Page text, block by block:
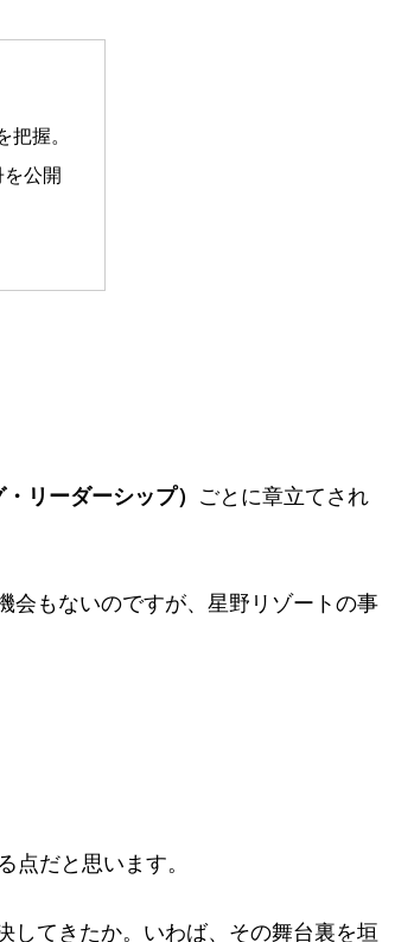
握。
公開
リーダーシップ） ごとに章立てされ
会もないのですが、星野リゾートの事
点だと思います。
してきたか。いわば、その舞台裏を垣